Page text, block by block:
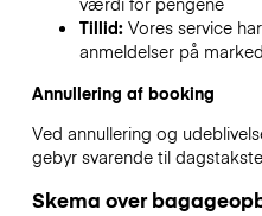
Tillid: Vores service
anmeldelser på
Annullering af booking
Ved annullering og
gebyr svarende til
Skema over